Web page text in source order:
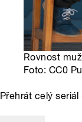
Rovnost
Foto: CC0
Přehrát celý seriál